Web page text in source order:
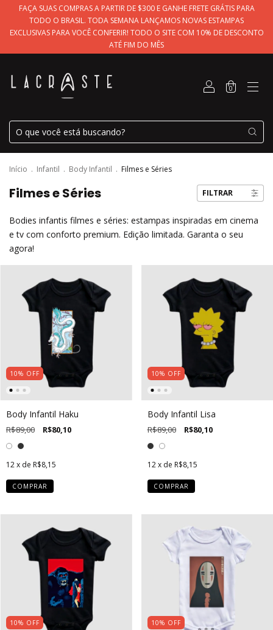
FAÇA SUAS COMPRAS A PARTIR DE $300 E GANHE FRETE GRÁTIS PARA
TODO O BRASIL. TODA SEMANA LANÇAMOS NOVAS ESTAMPAS
EXCLUSIVAS PARA VOCÊ CONFERIR! TODO O SITE COM 10% DE DESCONTO
ATÉ FIM DO MÊS
0
Início . Infantil . Body Infantil . Filmes e Séries
Filmes e Séries FILTRAR
Bodies infantis filmes e séries: estampas inspiradas em cinema
e tv com conforto premium. Edição limitada. Garanta o seu
agora!
10% OFF
Body Infantil Haku
R$89,00 R$80,10
12x de R$8,15
COMPRAR
10% OFF
Body Infantil Lisa
R$89,00 R$80,10
12 x de R$8,15
COMPRAR
10% OFF 10% OFF